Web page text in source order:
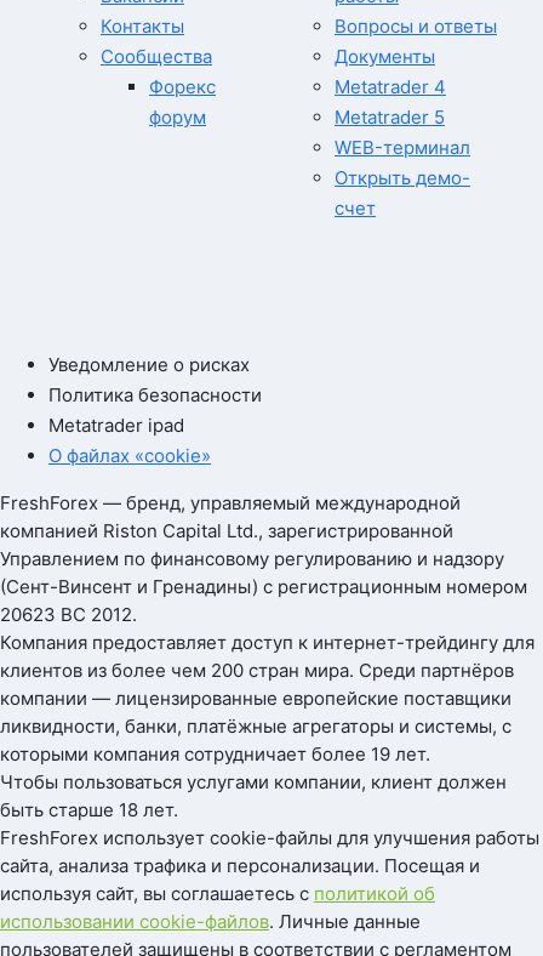
Контакты
Сообщества
Форекс
форум
Вопросы и ответы
Документы
Metatrader 4
Metatrader 5
WEB-терминал
Открыть демо-
счет
Уведомление о рисках
Политика безопасности
Metatrader ipad
О файлах «cookie»
FreshForex — бренд, управляемый международной
компанией Riston Capital Ltd., зарегистрированной
Управлением по финансовому регулированию и надзору
(Сент-Винсент и Гренадины) с регистрационным номером
20623 BC 2012.
Компания предоставляет доступ к интернет-трейдингу для
клиентов из более чем 200 стран мира. Среди партнёров
компании — лицензированные европейские поставщики
ликвидности, банки, платёжные агрегаторы и системы, с
которыми компания сотрудничает более 19 лет.
Чтобы пользоваться услугами компании, клиент должен
быть старше 18 лет.
FreshForex использует cookie-файлы для улучшения работы
сайта, анализа трафика и персонализации. Посещая и
используя сайт, вы соглашаетесь с политикой об
использовании cookie-файлов. Личные данные
пользователей защищены в соответствии с регламентом